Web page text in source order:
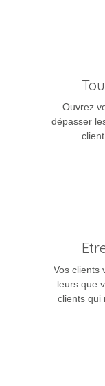
Ouvrez
dépasser
Vos clients
leurs que
clients qui